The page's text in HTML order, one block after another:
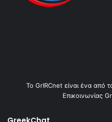
Το GrIRCnet είναι ένα από
Επικοινωνίας